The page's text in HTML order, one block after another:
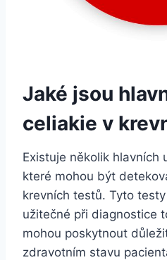
Jaké jsou
celiakie v
Existuje několik hlavních
které mohou být
krevních testů. Tyto
užitečné při diagnostice
mohou poskytnout
zdravotním stavu